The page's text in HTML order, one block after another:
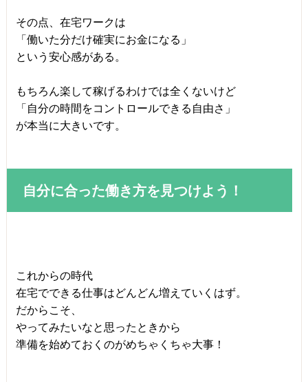
その点、在宅ワークは
「働いた分だけ確実にお金になる」
という安心感がある。
もちろん楽して稼げるわけでは全くないけど
「自分の時間をコントロールできる自由さ」
が本当に大きいです。
自分に合った働き方を見つけよう！
これからの時代
在宅でできる仕事はどんどん増えていくはず。
だからこそ、
やってみたいなと思ったときから
準備を始めておくのがめちゃくちゃ大事！